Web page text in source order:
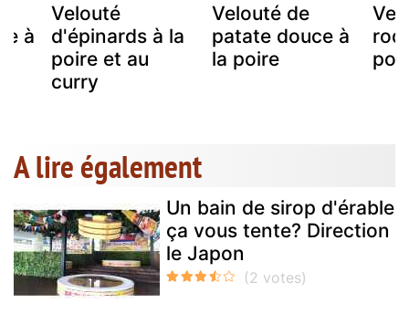
à
Velouté
d'épinards à la
poire et au
curry
Velouté de
patate douce à
la poire
A lire également
Un bain de sirop d'érable
ça vous tente? Direction
le Japon